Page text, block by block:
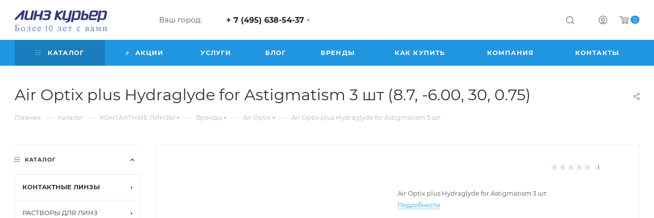
Ваш город: + 7 (495) 638-54-37 0
КАТАЛОГ АКЦИИ УСЛУГИ БЛОГ БРЕНДЫ КАК КУПИТЬ КОМПАНИЯ КОНТАКТЫ
Air Optix plus Hydraglyde for Astigmatism 3 шт (8.7, -6.00, 30, 0.75)
Главная — Каталог — КОНТАКТНЫЕ ЛИНЗЫ — Бренды — Air Optix — Air Optix plus Hydraglyde for Astigmatism 3 шт
-1
Air Optix plus Hydraglyde for Astigmatism 3 шт
Подробности
КАТАЛОГ
КОНТАКТНЫЕ ЛИНЗЫ
РАСТВОРЫ ДЛЯ ЛИНЗ